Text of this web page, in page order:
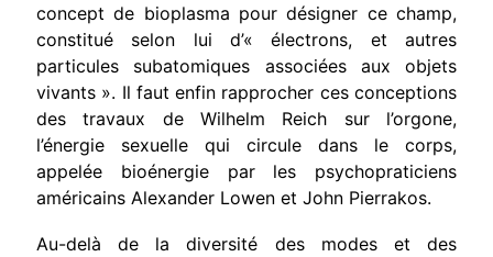
concept de bioplasma pour désigner ce champ,
constitué selon lui d’« élec­trons, et autres
particules subatomiques associées aux objets
vivants ». Il faut enfin rapprocher ces conceptions
des travaux de Wilhelm Reich sur l’orgone,
l’énergie sexuelle qui circule dans le corps,
appelée bioénergie par les psychopraticiens
américains Alexan­der Lowen et John Pierrakos.
Au-delà de la diversité des modes et des